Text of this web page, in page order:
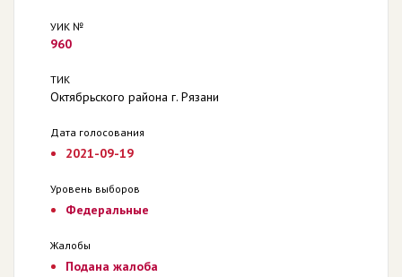
УИК №
960
ТИК
Октябрьского района г. Рязани
Дата голосования
2021-09-19
Уровень выборов
Федеральные
Жалобы
Подана жалоба